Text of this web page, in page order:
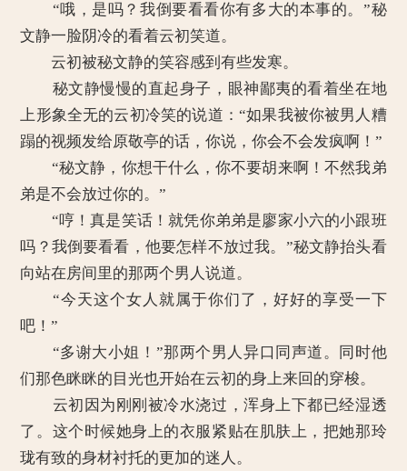
“哦，是吗？我倒要看看你有多大的本事的。”秘
文静一脸阴冷的看着云初笑道。
云初被秘文静的笑容感到有些发寒。
秘文静慢慢的直起身子，眼神鄙夷的看着坐在地
上形象全无的云初冷笑的说道：“如果我被你被男人糟
蹋的视频发给原敬亭的话，你说，你会不会发疯啊！”
“秘文静，你想干什么，你不要胡来啊！不然我弟
弟是不会放过你的。”
“哼！真是笑话！就凭你弟弟是廖家小六的小跟班
吗？我倒要看看，他要怎样不放过我。”秘文静抬头看
向站在房间里的那两个男人说道。
“今天这个女人就属于你们了，好好的享受一下
吧！”
“多谢大小姐！”那两个男人异口同声道。同时他
们那色眯眯的目光也开始在云初的身上来回的穿梭。
云初因为刚刚被冷水浇过，浑身上下都已经湿透
了。这个时候她身上的衣服紧贴在肌肤上，把她那玲
珑有致的身材衬托的更加的迷人。